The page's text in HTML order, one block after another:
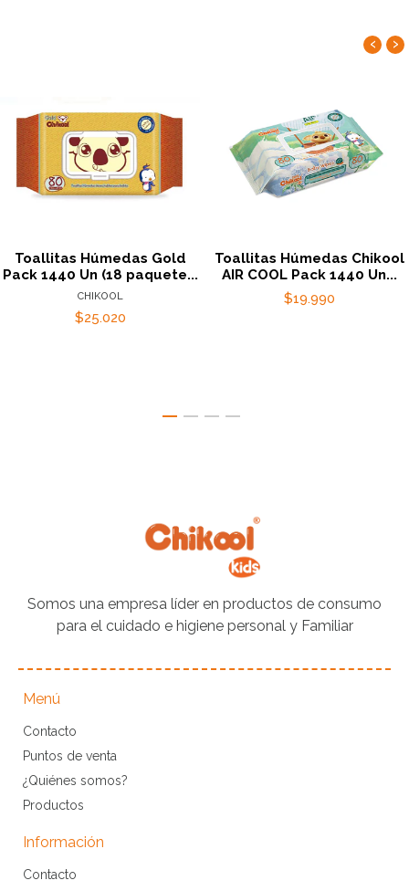
Toallitas Húmedas Gold
Pack 1440 Un (18 paquete...
CHIKOOL
$25.020
Toallitas Húmedas Chikool
AIR COOL Pack 1440 Un...
$19.990
‹ ›
Somos una empresa líder en productos de consumo
para el cuidado e higiene personal y Familiar
Menú
Contacto
Puntos de venta
¿Quiénes somos?
Productos
Información
Contacto